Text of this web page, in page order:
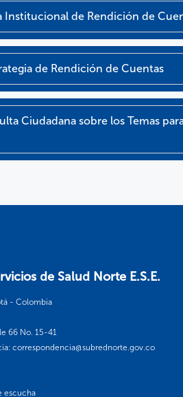
Institucional de Rendición de
de Rendición de Cuentas
Ciudadana sobre los Temas
de Salud Norte E.S.E.
- Colombia
66 No. 15-41
correspondencia@subrednorte.gov.co
escucha